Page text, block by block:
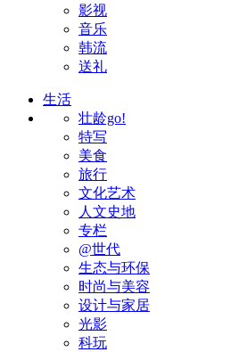
影视
音乐
韩流
送礼
生活
壮龄go!
特写
美食
旅行
文化艺术
人文史地
专栏
@世代
生态与环保
时尚与美容
设计与家居
光影
科玩